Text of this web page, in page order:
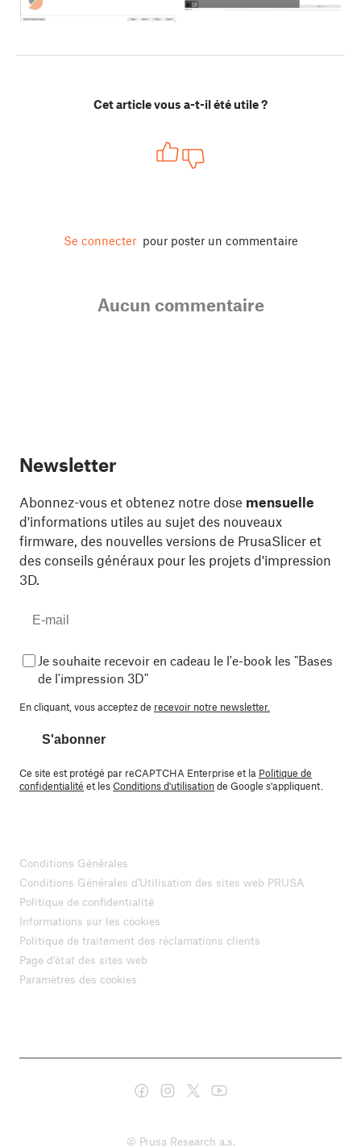
Cet article vous a-t-il été utile ?
Se connecter pour poster un commentaire
Aucun commentaire
Newsletter
Abonnez-vous et obtenez notre dose mensuelle
d'informations utiles au sujet des nouveaux
firmware, des nouvelles versions de PrusaSlicer et
des conseils généraux pour les projets d'impression
3D.
Je souhaite recevoir en cadeau le l'e-book les "Bases
de l'impression 3D"
En cliquant, vous acceptez de recevoir notre newsletter.
S'abonner
Ce site est protégé par reCAPTCHA Enterprise et la Politique de
confidentialité et lesConditions d'utilisationde Google s'appliquent.
Conditions Générales
Conditions Générales d'Utilisation des sites web PRUSA
Politique de confidentialité
Informations sur les cookies
Politique de traitement des réclamations clients
Page d'état des sites web
Paramètres des cookies
© Prusa Research a.s.